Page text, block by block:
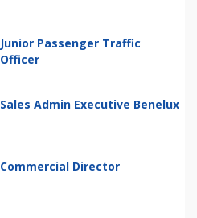
Junior Passenger Traffic
Officer
Sales Admin Executive Benelux
Commercial Director